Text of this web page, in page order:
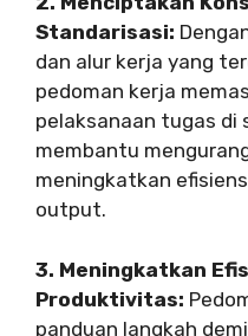
Standarisasi:
dan alur kerja yang
pedoman kerja
pelaksanaan tugas di
membantu
meningkatkan
output.
3. Meningkatkan
Produktivitas:
panduan langkah